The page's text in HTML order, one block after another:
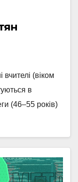
(віком
в
(46–55 років)